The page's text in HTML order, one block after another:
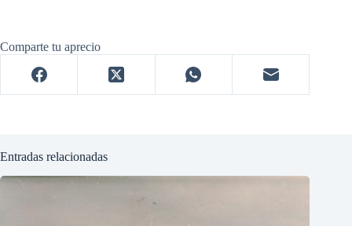
Comparte tu aprecio
Entradas relacionadas